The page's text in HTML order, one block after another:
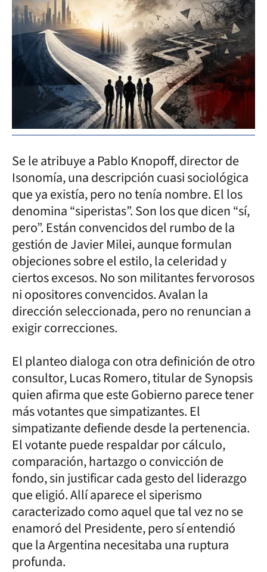
Se le atribuye a Pablo Knopoff, director de
Isonomía, una descripción cuasi sociológica
que ya existía, pero no tenía nombre. El los
denomina “siperistas”. Son los que dicen “sí,
pero”. Están convencidos del rumbo de la
gestión de Javier Milei, aunque formulan
objeciones sobre el estilo, la celeridad y
ciertos excesos. No son militantes fervorosos
ni opositores convencidos. Avalan la
dirección seleccionada, pero no renuncian a
exigir correcciones.
El planteo dialoga con otra definición de otro
consultor, Lucas Romero, titular de Synopsis
quien afirma que este Gobierno parece tener
más votantes que simpatizantes. El
simpatizante defiende desde la pertenencia.
El votante puede respaldar por cálculo,
comparación, hartazgo o convicción de
fondo, sin justificar cada gesto del liderazgo
que eligió. Allí aparece el siperismo
caracterizado como aquel que tal vez no se
enamoró del Presidente, pero sí entendió
que la Argentina necesitaba una ruptura
profunda.